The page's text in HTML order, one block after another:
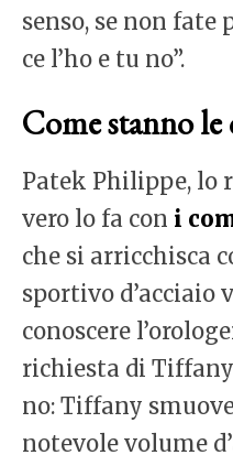
senso, se non fate
ce l’ho e tu no”.
Come stanno le
Patek Philippe,
vero lo fa con i
che si arricchisca
sportivo d’acciaio
conoscere
richiesta di
no: Tiffany
notevole volume